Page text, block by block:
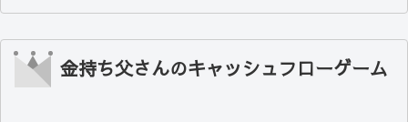
金持ち父さんのキャッシュフローゲーム